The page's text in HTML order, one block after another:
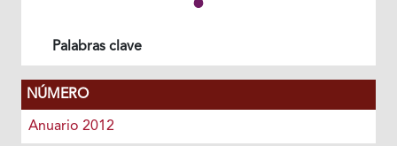
Palabras clave
NÚMERO
Anuario 2012